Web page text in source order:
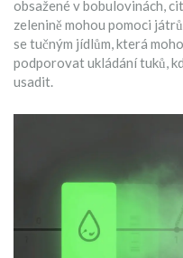
obsažené v bobulovinách,
zelenině mohou pomoci
se tučným jídlům, která
podporovat ukládání tuků,
usadit.